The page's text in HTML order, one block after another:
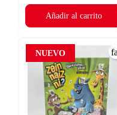
Añadir al carrito
NUEVO